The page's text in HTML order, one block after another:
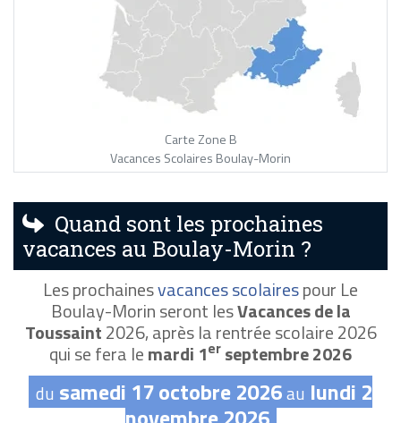
Carte Zone B
Vacances Scolaires Boulay-Morin
Quand sont les prochaines
vacances au Boulay-Morin ?
Les prochainesvacances scolairespour Le
Boulay-Morin seront lesVacances de la
Toussaint2026, après la rentrée scolaire 2026
qui se fera lemardi 1er septembre 2026
du samedi 17 octobre 2026au lundi 2